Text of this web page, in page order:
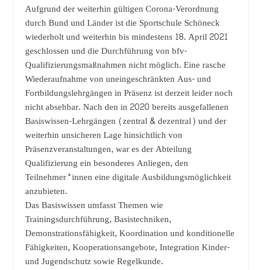
Aufgrund der weiterhin gültigen Corona-Verordnung
durch Bund und Länder ist die Sportschule Schöneck
wiederholt und weiterhin bis mindestens 18. April 2021
geschlossen und die Durchführung von bfv-
Qualifizierungsmaßnahmen nicht möglich. Eine rasche
Wiederaufnahme von uneingeschränkten Aus- und
Fortbildungslehrgängen in Präsenz ist derzeit leider noch
nicht absehbar. Nach den in 2020 bereits ausgefallenen
Basiswissen-Lehrgängen (zentral & dezentral) und der
weiterhin unsicheren Lage hinsichtlich von
Präsenzveranstaltungen, war es der Abteilung
Qualifizierung ein besonderes Anliegen, den
Teilnehmer*innen eine digitale Ausbildungsmöglichkeit
anzubieten.
Das Basiswissen umfasst Themen wie
Trainingsdurchführung, Basistechniken,
Demonstrationsfähigkeit, Koordination und konditionelle
Fähigkeiten, Kooperationsangebote, Integration Kinder-
und Jugendschutz sowie Regelkunde.